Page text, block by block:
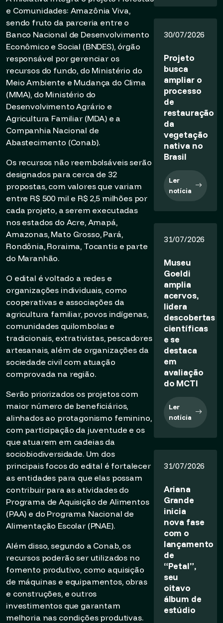
e Comunidades: Amazônia Viva,
sendo fruto da parceria entre o
Banco Nacional de Desenvolvimento
Econômico e Social (BNDES), órgão
responsável por gerenciar os
recursos do fundo, do Ministério do
Meio Ambiente e Mudança do Clima
(MMA), do Ministério do
Desenvolvimento Agrário e
Agricultura Familiar (MDA) e a
Companhia Nacional de
Abastecimento (Conab).
Os recursos não reembolsáveis serão
designados para cerca de 32
propostas, com valores que variam
entre R$ 500 mil e R$ 2,5 milhões por
cada projeto, a serem executadas
nos estados do Acre, Amapá,
Amazonas, Mato Grosso, Pará,
Rondônia, Roraima, Tocantis e parte
do Maranhão.
O edital é voltado a redes e
organizações individuais, como
cooperativas e associações da
agricultura familiar, povos indígenas,
comunidades quilombolas e
tradicionais, extrativistas, pescadores
artesanais, além de organizações da
sociedade civil com atuação
comprovada na região.
Serão priorizados os projetos com
maior número de beneficiários,
alinhados ao protagonismo feminino,
com participação da juventude e os
que atuarem em cadeias da
sociobiodiversidade. Um dos
principais focos do edital é fortalecer
as entidades para que elas possam
contribuir para as atividades do
Programa de Aquisição de Alimentos
(PAA) e do Programa Nacional de
Alimentação Escolar (PNAE).
Além disso, segundo a Conab, os
recursos poderão ser utilizados no
fomento produtivo, como aquisição
de máquinas e equipamentos, obras
e construções, e outros
investimentos que garantam
melhoria nas condições produtivas.
30/07/2026
Projeto
busca
ampliar o
processo
de
restauração
da
vegetação
nativa no
Brasil
Ler
notícia
31/07/2026
Museu
Goeldi
amplia
acervos,
lidera
descobertas
científicas
e se
destaca
em
avaliação
do MCTI
Ler
notícia
31/07/2026
Ariana
Grande
inicia
nova fase
com o
lançamento
de
“Petal”,
seu
oitavo
álbum de
estúdio